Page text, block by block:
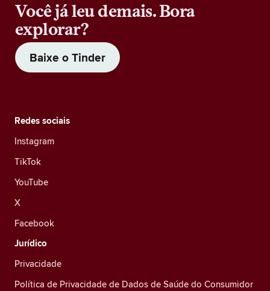
Você já leu demais. Bora
explorar?
Baixe o Tinder
Redes sociais
Instagram
TikTok
YouTube
X
Facebook
Jurídico
Privacidade
Política de Privacidade de Dados de Saúde do Consumidor